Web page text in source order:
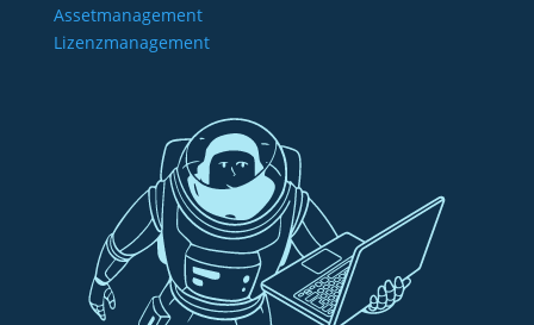
Assetmanagement
Lizenzmanagement